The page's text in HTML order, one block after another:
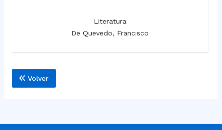
Literatura
De Quevedo, Francisco
Volver